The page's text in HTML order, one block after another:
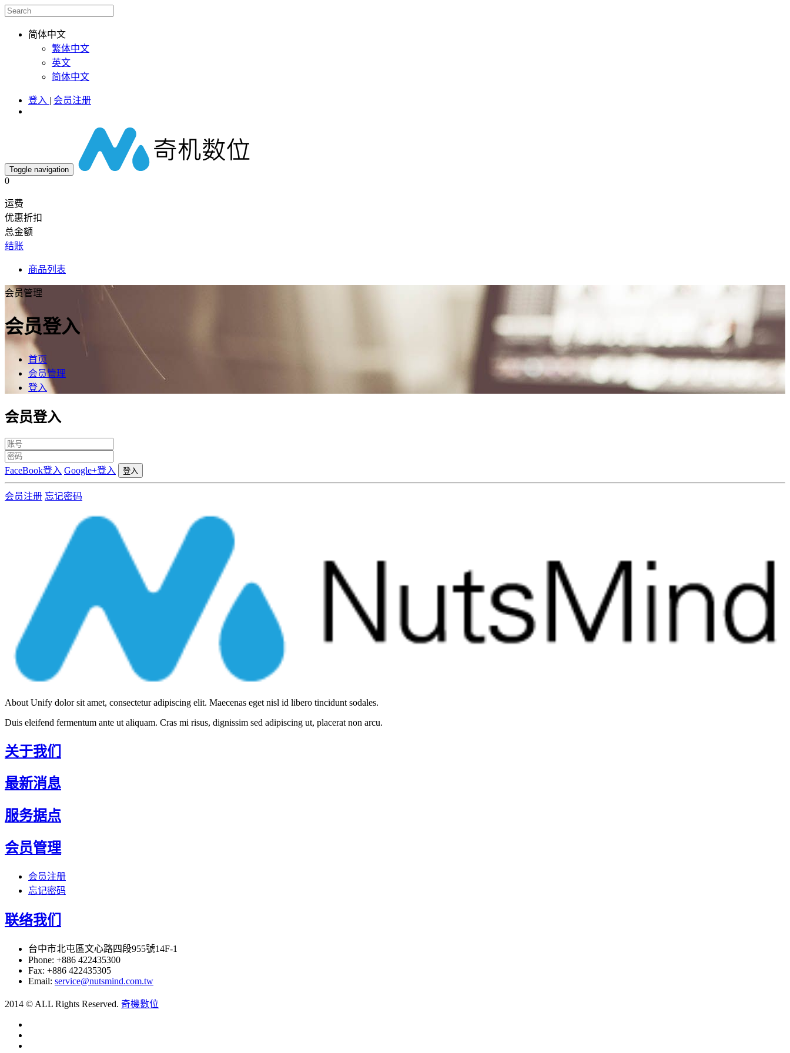
简体中文
繁体中文
英文
简体中文
登入 | 会员注册
Toggle navigation
0
运费
优惠折扣
总金额
结账
商品列表
会员管理
会员登入
首页
会员管理
登入
会员登入
FaceBook登入 Google+登入 登入
会员注册 忘记密码
About Unify dolor sit amet, consectetur adipiscing elit. Maecenas eget nisl id libero tincidunt sodales.
Duis eleifend fermentum ante ut aliquam. Cras mi risus, dignissim sed adipiscing ut, placerat non arcu.
关于我们
最新消息
服务据点
会员管理
会员注册
忘记密码
联络我们
台中市北屯區文心路四段955號14F-1
Phone: +886 422435300
Fax: +886 422435305
Email: service@nutsmind.com.tw
2014 © ALL Rights Reserved. 奇機數位